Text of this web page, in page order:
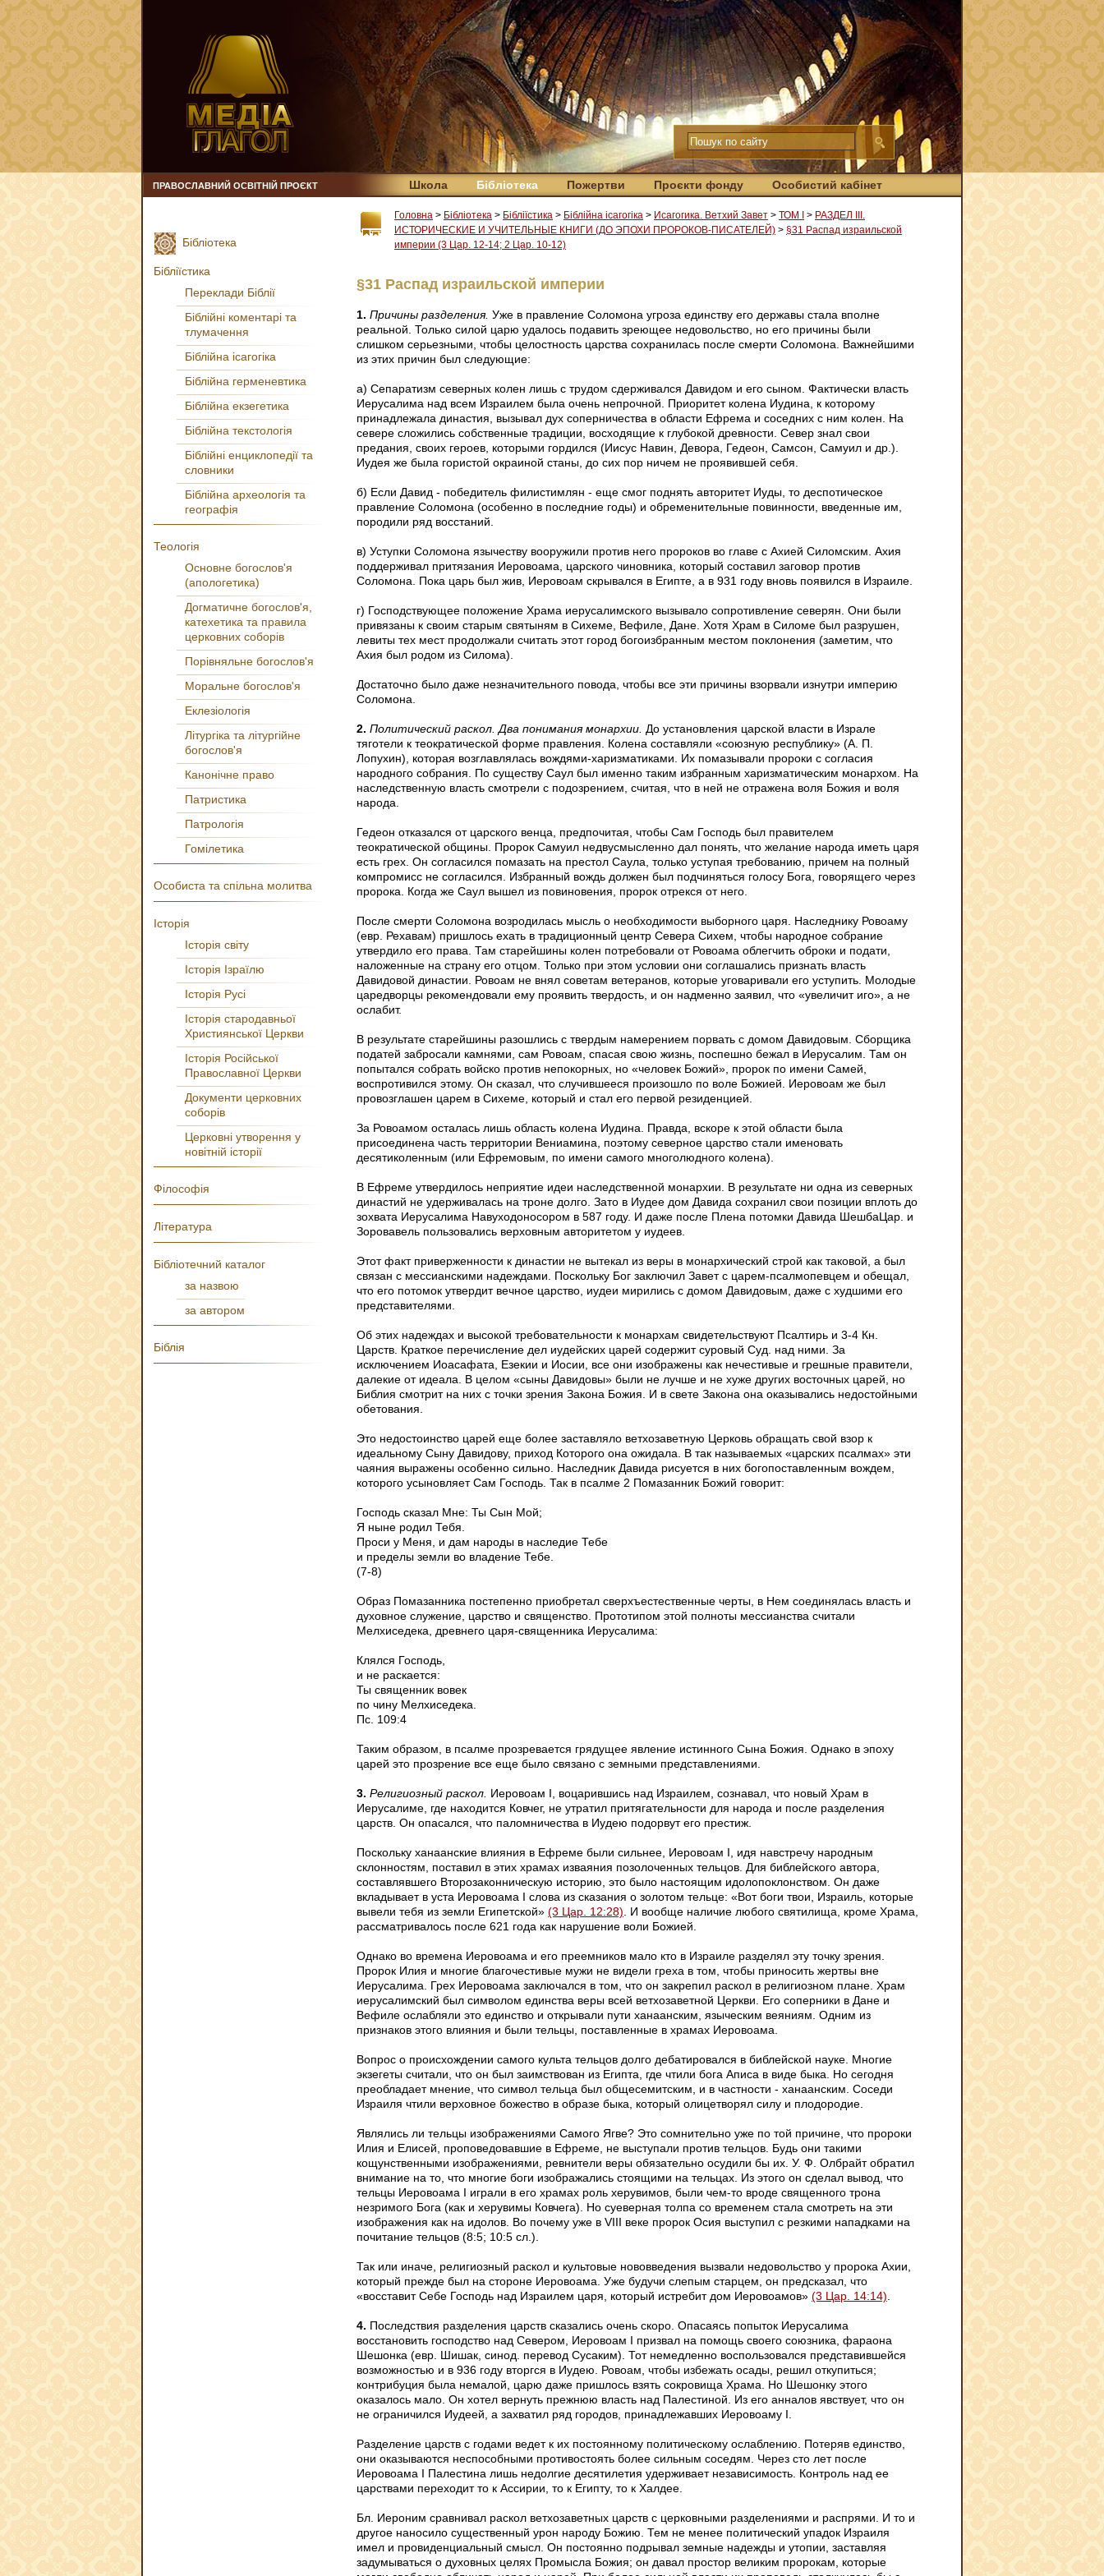
ПРАВОСЛАВНИЙ ОСВІТНІЙ ПРОЄКТ Школа Бібліотека Пожертви Проєкти фонду Особистий кабінет
Головна > Бібліотека > Бібліїстика > Біблійна ісагогіка > Исагогика. Ветхий Завет > ТОМ І > РАЗДЕЛ III.
ИСТОРИЧЕСКИЕ И УЧИТЕЛЬНЫЕ КНИГИ (ДО ЭПОХИ ПРОРОКОВ-ПИСАТЕЛЕЙ) > §31 Распад израильской
империи (3 Цар. 12-14; 2 Цар. 10-12)
§31 Распад израильской империи
1. Причины разделения. Уже в правление Соломона угроза единству его державы стала вполне
реальной. Только силой царю удалось подавить зреющее недовольство, но его причины были
слишком серьезными, чтобы целостность царства сохранилась после смерти Соломона. Важнейшими
из этих причин был следующие:
а) Сепаратизм северных колен лишь с трудом сдерживался Давидом и его сыном. Фактически власть
Иерусалима над всем Израилем была очень непрочной. Приоритет колена Иудина, к которому
принадлежала династия, вызывал дух соперничества в области Ефрема и соседних с ним колен. На
севере сложились собственные традиции, восходящие к глубокой древности. Север знал свои
предания, своих героев, которыми гордился (Иисус Навин, Девора, Гедеон, Самсон, Самуил и др.).
Иудея же была гористой окраиной станы, до сих пор ничем не проявившей себя.
б) Если Давид - победитель филистимлян - еще смог поднять авторитет Иуды, то деспотическое
правление Соломона (особенно в последние годы) и обременительные повинности, введенные им,
породили ряд восстаний.
в) Уступки Соломона язычеству вооружили против него пророков во главе с Ахией Силомским. Ахия
поддерживал притязания Иеровоама, царского чиновника, который составил заговор против
Соломона. Пока царь был жив, Иеровоам скрывался в Египте, а в 931 году вновь появился в Израиле.
г) Господствующее положение Храма иерусалимского вызывало сопротивление северян. Они были
привязаны к своим старым святыням в Сихеме, Вефиле, Дане. Хотя Храм в Силоме был разрушен,
левиты тех мест продолжали считать этот город богоизбранным местом поклонения (заметим, что
Ахия был родом из Силома).
Достаточно было даже незначительного повода, чтобы все эти причины взорвали изнутри империю
Соломона.
2. Политический раскол. Два понимания монархии. До установления царской власти в Израле
тяготели к теократической форме правления. Колена составляли «союзную республику» (А. П.
Лопухин), которая возглавлялась вождями-харизматиками. Их помазывали пророки с согласия
народного собрания. По существу Саул был именно таким избранным харизматическим монархом. На
наследственную власть смотрели с подозрением, считая, что в ней не отражена воля Божия и воля
народа.
Гедеон отказался от царского венца, предпочитая, чтобы Сам Господь был правителем
теократической общины. Пророк Самуил недвусмысленно дал понять, что желание народа иметь царя
есть грех. Он согласился помазать на престол Саула, только уступая требованию, причем на полный
компромисс не согласился. Избранный вождь должен был подчиняться голосу Бога, говорящего через
пророка. Когда же Саул вышел из повиновения, пророк отрекся от него.
После смерти Соломона возродилась мысль о необходимости выборного царя. Наследнику Ровоаму
(евр. Рехавам) пришлось ехать в традиционный центр Севера Сихем, чтобы народное собрание
утвердило его права. Там старейшины колен потребовали от Ровоама облегчить оброки и подати,
наложенные на страну его отцом. Только при этом условии они соглашались признать власть
Давидовой династии. Ровоам не внял советам ветеранов, которые уговаривали его уступить. Молодые
царедворцы рекомендовали ему проявить твердость, и он надменно заявил, что «увеличит иго», а не
ослабит.
В результате старейшины разошлись с твердым намерением порвать с домом Давидовым. Сборщика
податей забросали камнями, сам Ровоам, спасая свою жизнь, поспешно бежал в Иерусалим. Там он
попытался собрать войско против непокорных, но «человек Божий», пророк по имени Самей,
воспротивился этому. Он сказал, что случившееся произошло по воле Божией. Иеровоам же был
провозглашен царем в Сихеме, который и стал его первой резиденцией.
За Ровоамом осталась лишь область колена Иудина. Правда, вскоре к этой области была
присоединена часть территории Вениамина, поэтому северное царство стали именовать
десятиколенным (или Ефремовым, по имени самого многолюдного колена).
В Ефреме утвердилось неприятие идеи наследственной монархии. В результате ни одна из северных
династий не удерживалась на троне долго. Зато в Иудее дом Давида сохранил свои позиции вплоть до
зохвата Иерусалима Навуходоносором в 587 году. И даже после Плена потомки Давида ШешбаЦар. и
Зоровавель пользовались верховным авторитетом у иудеев.
Этот факт приверженности к династии не вытекал из веры в монархический строй как таковой, а был
связан с мессианскими надеждами. Поскольку Бог заключил Завет с царем-псалмопевцем и обещал,
что его потомок утвердит вечное царство, иудеи мирились с домом Давидовым, даже с худшими его
представителями.
Об этих надеждах и высокой требовательности к монархам свидетельствуют Псалтирь и 3-4 Кн.
Царств. Краткое перечисление дел иудейских царей содержит суровый Суд. над ними. За
исключением Иоасафата, Езекии и Иосии, все они изображены как нечестивые и грешные правители,
далекие от идеала. В целом «сыны Давидовы» были не лучше и не хуже других восточных царей, но
Библия смотрит на них с точки зрения Закона Божия. И в свете Закона она оказывались недостойными
обетования.
Это недостоинство царей еще более заставляло ветхозаветную Церковь обращать свой взор к
идеальному Сыну Давидову, приход Которого она ожидала. В так называемых «царских псалмах» эти
чаяния выражены особенно сильно. Наследник Давида рисуется в них богопоставленным вождем,
которого усыновляет Сам Господь. Так в псалме 2 Помазанник Божий говорит:
Господь сказал Мне: Ты Сын Мой;
Я ныне родил Тебя.
Проси у Меня, и дам народы в наследие Тебе
и пределы земли во владение Тебе.
(7-8)
Образ Помазанника постепенно приобретал сверхъестественные черты, в Нем соединялась власть и
духовное служение, царство и священство. Прототипом этой полноты мессианства считали
Мелхиседека, древнего царя-священника Иерусалима:
Клялся Господь,
и не раскается:
Ты священник вовек
по чину Мелхиседека.
Пс. 109:4
Таким образом, в псалме прозревается грядущее явление истинного Сына Божия. Однако в эпоху
царей это прозрение все еще было связано с земными представлениями.
3. Религиозный раскол. Иеровоам I, воцарившись над Израилем, сознавал, что новый Храм в
Иерусалиме, где находится Ковчег, не утратил притягательности для народа и после разделения
царств. Он опасался, что паломничества в Иудею подорвут его престиж.
Поскольку ханаанские влияния в Ефреме были сильнее, Иеровоам I, идя навстречу народным
склонностям, поставил в этих храмах изваяния позолоченных тельцов. Для библейского автора,
составлявшего Второзаконническую историю, это было настоящим идолопоклонством. Он даже
вкладывает в уста Иеровоама I слова из сказания о золотом тельце: «Вот боги твои, Израиль, которые
вывели тебя из земли Египетской» (3 Цар. 12:28) . И вообще наличие любого святилища, кроме Храма,
рассматривалось после 621 года как нарушение воли Божией.
Однако во времена Иеровоама и его преемников мало кто в Израиле разделял эту точку зрения.
Пророк Илия и многие благочестивые мужи не видели греха в том, чтобы приносить жертвы вне
Иерусалима. Грех Иеровоама заключался в том, что он закрепил раскол в религиозном плане. Храм
иерусалимский был символом единства веры всей ветхозаветной Церкви. Его соперники в Дане и
Вефиле ослабляли это единство и открывали пути ханаанским, языческим веяниям. Одним из
признаков этого влияния и были тельцы, поставленные в храмах Иеровоама.
Вопрос о происхождении самого культа тельцов долго дебатировался в библейской науке. Многие
экзегеты считали, что он был заимствован из Египта, где чтили бога Аписа в виде быка. Но сегодня
преобладает мнение, что символ тельца был общесемитским, и в частности - ханаанским. Соседи
Израиля чтили верховное божество в образе быка, который олицетворял силу и плодородие.
Являлись ли тельцы изображениями Самого Ягве? Это сомнительно уже по той причине, что пророки
Илия и Елисей, проповедовавшие в Ефреме, не выступали против тельцов. Будь они такими
кощунственными изображениями, ревнители веры обязательно осудили бы их. У. Ф. Олбрайт обратил
внимание на то, что многие боги изображались стоящими на тельцах. Из этого он сделал вывод, что
тельцы Иеровоама I играли в его храмах роль херувимов, были чем-то вроде священного трона
незримого Бога (как и херувимы Ковчега). Но суеверная толпа со временем стала смотреть на эти
изображения как на идолов. Во почему уже в VIII веке пророк Осия выступил с резкими нападками на
почитание тельцов (8:5; 10:5 сл.).
Так или иначе, религиозный раскол и культовые нововведения вызвали недовольство у пророка Ахии,
который прежде был на стороне Иеровоама. Уже будучи слепым старцем, он предсказал, что
«восставит Себе Господь над Израилем царя, который истребит дом Иеровоамов» (3 Цар. 14:14)
4. Последствия разделения царств сказались очень скоро. Опасаясь попыток Иерусалима
восстановить господство над Севером, Иеровоам I призвал на помощь своего союзника, фараона
Шешонка (евр. Шишак, синод. перевод Сусаким). Тот немедленно воспользовался представившейся
возможностью и в 936 году вторгся в Иудею. Ровоам, чтобы избежать осады, решил откупиться;
контрибуция была немалой, царю даже пришлось взять сокровища Храма. Но Шешонку этого
оказалось мало. Он хотел вернуть прежнюю власть над Палестиной. Из его анналов явствует, что он
не ограничился Иудеей, а захватил ряд городов, принадлежавших Иеровоаму I.
Разделение царств с годами ведет к их постоянному политическому ослаблению. Потеряв единство,
они оказываются неспособными противостоять более сильным соседям. Через сто лет после
Иеровоама I Палестина лишь недолгие десятилетия удерживает независимость. Контроль над ее
царствами переходит то к Ассирии, то к Египту, то к Халдее.
Бл. Иероним сравнивал раскол ветхозаветных царств с церковными разделениями и распрями. И то и
другое наносило существенный урон народу Божию. Тем не менее политический упадок Израиля
имел и провиденциальный смысл. Он постоянно подрывал земные надежды и утопии, заставляя
задумываться о духовных целях Промысла Божия; он давал простор великим пророкам, которые
Бібліотека
Бібліїстика
Переклади Біблії
Біблійні коментарі та
тлумачення
Біблійна ісагогіка
Біблійна герменевтика
Біблійна екзегетика
Біблійна текстологія
Біблійні енциклопедії та
словники
Біблійна археологія та
географія
Теологія
Основне богослов'я
(апологетика)
Догматичне богослов'я,
катехетика та правила
церковних соборів
Порівняльне богослов'я
Моральне богослов'я
Еклезіологія
Літургіка та літургійне
богослов'я
Канонічне право
Патристика
Патрологія
Гомілетика
Особиста та спільна молитва
Історія
Історія світу
Історія Ізраїлю
Історія Русі
Історія стародавньої
Християнської Церкви
Історія Російської
Православної Церкви
Документи церковних
соборів
Церковні утворення у
новітній історії
Філософія
Література
Бібліотечний каталог
за назвою
за автором
Біблія